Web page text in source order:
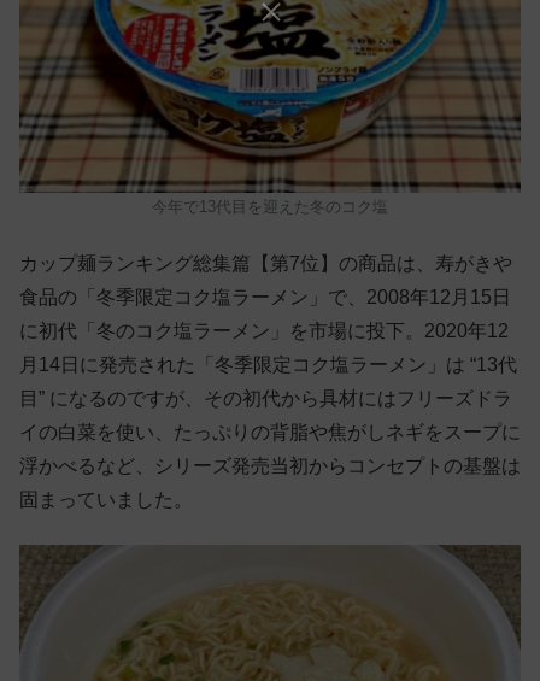
今年で13代目を迎えた冬のコク塩
カップ麺ランキング総集篇【第7位】の商品は、寿がきや
食品の「冬季限定コク塩ラーメン」で、2008年12月15日
に初代「冬のコク塩ラーメン」を市場に投下。2020年12
月14日に発売された「冬季限定コク塩ラーメン」は “13代
目” になるのですが、その初代から具材にはフリーズドラ
イの白菜を使い、たっぷりの背脂や焦がしネギをスープに
浮かべるなど、シリーズ発売当初からコンセプトの基盤は
固まっていました。